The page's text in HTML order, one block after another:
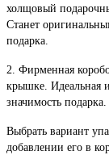
холщовый
Станет
подарка.
2. Фирменная
крышке. Идеальная
значимость подарка.
Выбрать вариант
добавлении его в